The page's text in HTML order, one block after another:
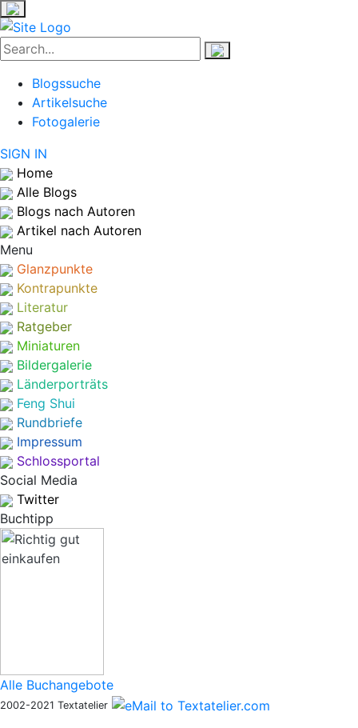
Blogssuche
Artikelsuche
Fotogalerie
SIGN IN
Home
Alle Blogs
Blogs nach Autoren
Artikel nach Autoren
Menu
Glanzpunkte
Kontrapunkte
Literatur
Ratgeber
Miniaturen
Bildergalerie
Länderporträts
Feng Shui
Rundbriefe
Impressum
Schlossportal
Social Media
Twitter
Buchtipp
Alle Buchangebote
2002-2021 Textatelier